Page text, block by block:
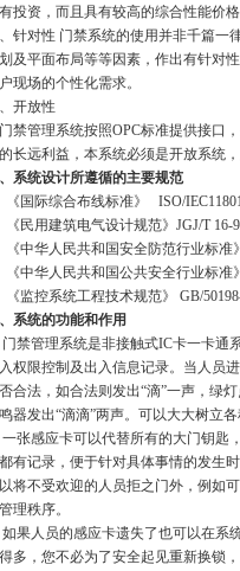
投资，而且具有较高的综合性能价
针对性 门禁系统的使用并非千篇一
及平面布局等等因素，作出有针对
现场的个性化需求。
开放性
禁管理系统按照OPC标准提供接口
长远利益，本系统必须是开放系统
系统设计所遵循的主要规范
《国际综合布线标准》 ISO/
《民用建筑电气设计规范》JGJ/T 16-
《中华人民共和国安全防范行业标准
《中华人民共和国公共安全行业标准
《监控系统工程技术规范》 GB/
系统的功能和作用
禁管理系统是非接触式IC卡一卡通
权限控制及出入信息记录。当人员
合法，如合法则发出“滴”一声，绿
器发出“滴滴”两声。可以大大树立
张感应卡可以代替所有的大门钥匙
有记录，便于针对具体事情的发生
将不受欢迎的人员拒之门外，例如
理秩序。
果人员的感应卡遗失了也可以在系
多，您不必为了安全起见重新换锁